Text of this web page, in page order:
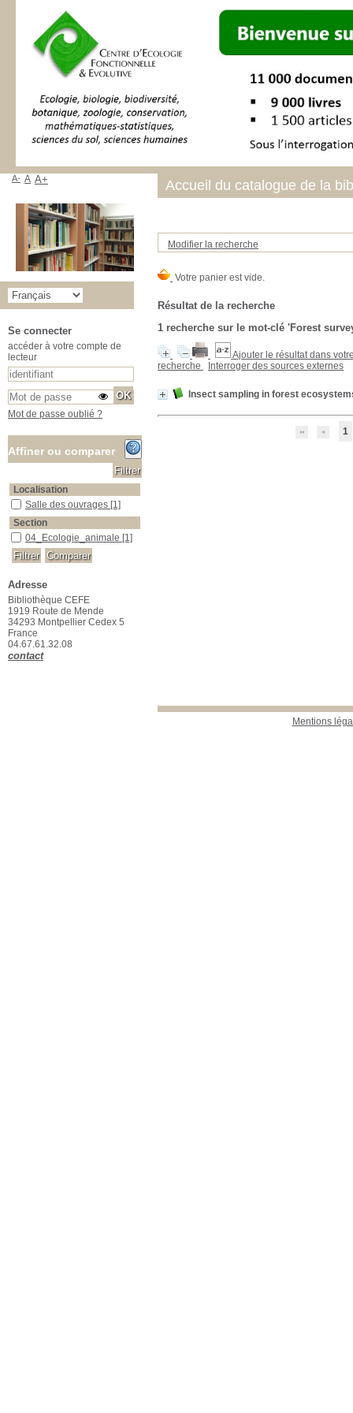
Modifier la recherche
Résultat de la recherche
1 recherche sur le mot-clé 'Forest
Ajouter le résultat dans
recherche
Interroger des sources externes
Insect sampling in forest
1
Mentions
Accueil du catalogue de la
A- A A+
Se connecter
accéder à votre compte de
lecteur
Mot de passe oublié ?
Affiner ou comparer
Localisation
Salle des ouvrages
Salle des ouvrages [1]
Section
04_Ecologie_animale
04_Ecologie_animale [1]
Adresse
Bibliothèque CEFE
1919 Route de Mende
34293 Montpellier Cedex 5
France
04.67.61.32.08
contact